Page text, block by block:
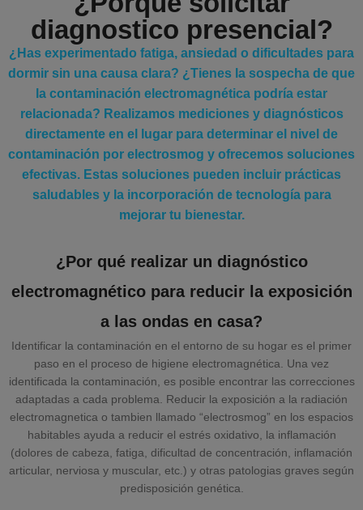
diagnostico presencial?
¿Has experimentado fatiga, ansiedad o dificultades para
dormir sin una causa clara? ¿Tienes la sospecha de que
la contaminación electromagnética podría estar
relacionada? Realizamos mediciones y diagnósticos
directamente en el lugar para determinar el nivel de
contaminación por electrosmog y ofrecemos soluciones
efectivas. Estas soluciones pueden incluir prácticas
saludables y la incorporación de tecnología para
mejorar tu bienestar.
¿Por qué realizar un diagnóstico
electromagnético para reducir la exposición
a las ondas en casa?
Identificar la contaminación en el entorno de su hogar es el primer
paso en el proceso de higiene electromagnética. Una vez
identificada la contaminación, es posible encontrar las correcciones
adaptadas a cada problema. Reducir la exposición a la radiación
electromagnetica o tambien llamado “electrosmog” en los espacios
habitables ayuda a reducir el estrés oxidativo, la inflamación
(dolores de cabeza, fatiga, dificultad de concentración, inflamación
articular, nerviosa y muscular, etc.) y otras patologias graves según
predisposición genética.